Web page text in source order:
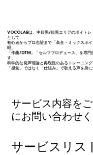
VOCOLABは、中目黒/目黒エリアのボイトレ
として
初心者からプロ志望まで「高音・ミックスボ
唱」
「作曲/DTM」「セルフプロデュース」を専門
す。
科学的な発声理論と再現性のあるトレーニング
「感覚」ではなく「仕組み」で歌える声を身に
サービス内容を
にお問い合わせ
サービスリス